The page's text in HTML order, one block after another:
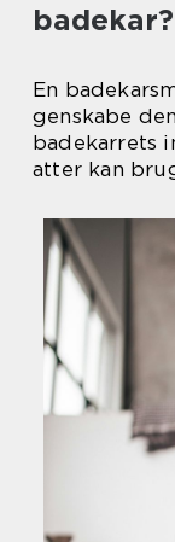
badekar?
En
genskabe
badekarrets
atter kan